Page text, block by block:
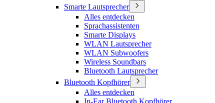
Smarte Lautsprecher
Alles entdecken
Sprachassistenten
Smarte Displays
WLAN Lautsprecher
WLAN Subwoofers
Wireless Soundbars
Bluetooth Lautsprecher
Bluetooth Kopfhörer
Alles entdecken
In-Ear Bluetooth Kopfhörer